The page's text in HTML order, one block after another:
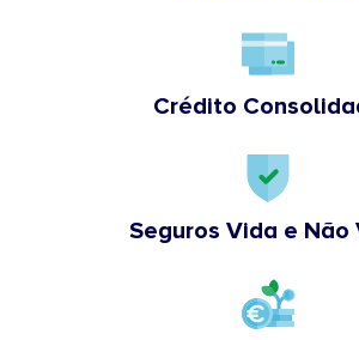
Crédito
Seguros Vida e Não